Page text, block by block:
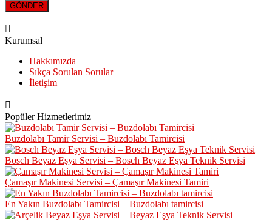
Kurumsal
Hakkımızda
Sıkça Sorulan Sorular
İletişim
Popüler Hizmetlerimiz
Buzdolabı Tamir Servisi – Buzdolabı Tamircisi
Bosch Beyaz Eşya Servisi – Bosch Beyaz Eşya Teknik Servisi
Çamaşır Makinesi Servisi – Çamaşır Makinesi Tamiri
En Yakın Buzdolabı Tamircisi – Buzdolabı tamircisi